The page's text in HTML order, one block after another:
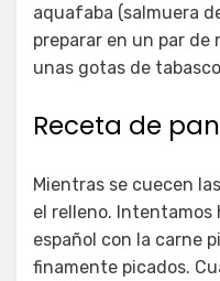
aquafaba (salmuera
preparar en un par
unas gotas de
Receta de
Mientras se cuecen
el relleno. Intentamos
español con la carne
finamente picados.